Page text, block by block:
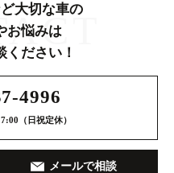
大切な車の
お悩みは
ください！
4996
（日祝定休）
メールで相談